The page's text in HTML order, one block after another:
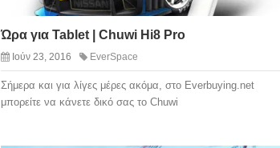
Ώρα για Tablet | Chuwi Hi8 Pro
Ιούν 23, 2016 EverSpace
Σήμερα και για λίγες μέρες ακόμα, στο Everbuying.net
μπορείτε να κάνετε δικό σας το Chuwi